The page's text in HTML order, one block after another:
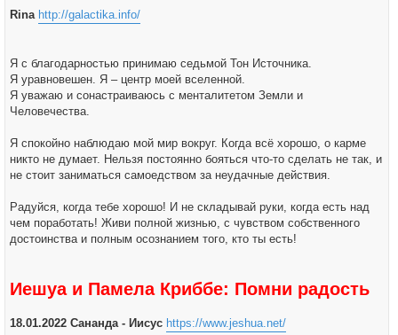
Rina http://galactika.info/
Я с благодарностью принимаю седьмой Тон Источника.
Я уравновешен. Я – центр моей вселенной.
Я уважаю и сонастраиваюсь с менталитетом Земли и
Человечества.
Я спокойно наблюдаю мой мир вокруг. Когда всё хорошо, о карме
никто не думает. Нельзя постоянно бояться что-то сделать не так, и
не стоит заниматься самоедством за неудачные действия.
Радуйся, когда тебе хорошо! И не складывай руки, когда есть над
чем поработать! Живи полной жизнью, с чувством собственного
достоинства и полным осознанием того, кто ты есть!
Иешуа и Памела Криббе: Помни радость
18.01.2022 Сананда - Иисус https://www.jeshua.net/